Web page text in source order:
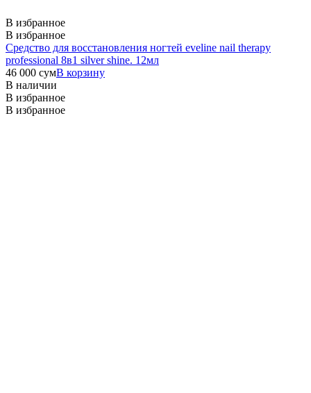
В избранное
В избранное
Средство для восстановления ногтей eveline nail therapy
professional 8в1 silver shine. 12мл
46 000 сумВ корзину
В наличии
В избранное
В избранное